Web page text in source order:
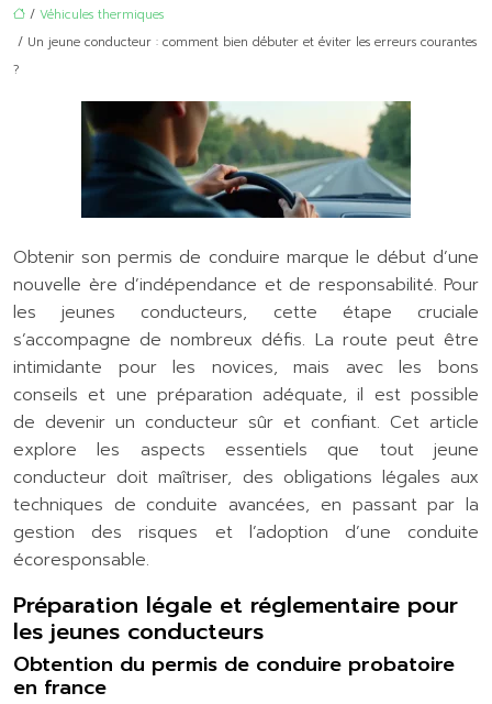
/ Véhicules thermiques
/ Un jeune conducteur : comment bien débuter et éviter les erreurs courantes
?
Obtenir son permis de conduire marque le début d’une
nouvelle ère d’indépendance et de responsabilité. Pour
les jeunes conducteurs, cette étape cruciale
s’accompagne de nombreux défis. La route peut être
intimidante pour les novices, mais avec les bons
conseils et une préparation adéquate, il est possible
de devenir un conducteur sûr et confiant. Cet article
explore les aspects essentiels que tout jeune
conducteur doit maîtriser, des obligations légales aux
techniques de conduite avancées, en passant par la
gestion des risques et l’adoption d’une conduite
écoresponsable.
Préparation légale et réglementaire pour
les jeunes conducteurs
Obtention du permis de conduire probatoire
en france